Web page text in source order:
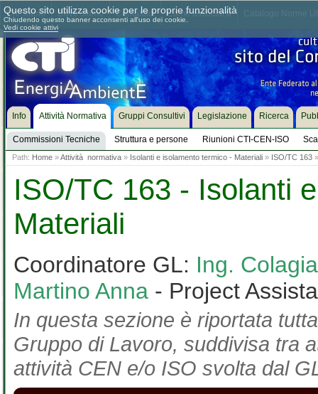
Chi siamo Dove siamo Contattaci Come associarsi
Info Attività Normativa
Commissioni Tecniche Struttura e persone Riunioni CTI-CEN-ISO
Gruppi Consultivi Legislazione Ricerca
Path: Home »Attività normativa » Isolanti e isolamento termico - Materiali » ISO/TC 163
ISO/TC 163 - Isolanti
Materiali
Coordinatore GL: Ing.
Martino Anna - Project
In questa sezione è riportata
Gruppo di Lavoro, suddivisa tra
attività CEN e/o ISO svolta dal
Questo sito utilizza cookie per le proprie funzionalità
Chiudendo questo banner acconsenti all'uso dei cookie.
Vedi cookie attivi